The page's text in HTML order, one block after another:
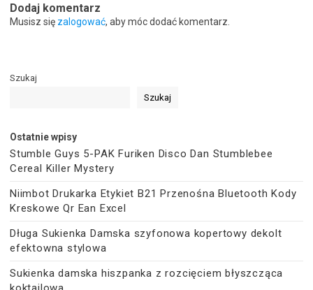
Dodaj komentarz
Musisz się zalogować, aby móc dodać komentarz.
Szukaj
Szukaj
Ostatnie wpisy
Stumble Guys 5-PAK Furiken Disco Dan Stumblebee
Cereal Killer Mystery
Niimbot Drukarka Etykiet B21 Przenośna Bluetooth Kody
Kreskowe Qr Ean Excel
Długa Sukienka Damska szyfonowa kopertowy dekolt
efektowna stylowa
Sukienka damska hiszpanka z rozcięciem błyszcząca